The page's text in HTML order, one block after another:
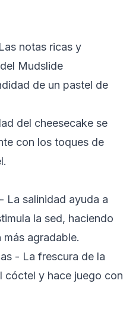
notas ricas y
Mudslide
de un pastel de
del cheesecake se
con los toques de
- La salinidad ayuda a
la sed, haciendo
agradable.
- La frescura de la
cóctel y hace juego con